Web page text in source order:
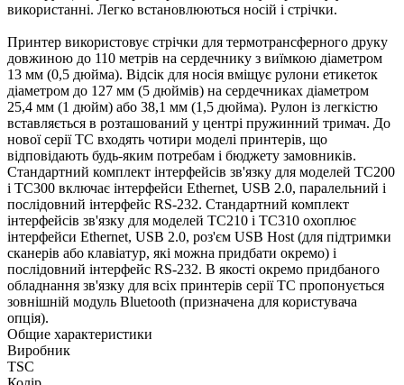
використанні. Легко встановлюються носій і стрічки.
Принтер використовує стрічки для термотрансферного друку
довжиною до 110 метрів на сердечнику з виїмкою діаметром
13 мм (0,5 дюйма). Відсік для носія вміщує рулони етикеток
діаметром до 127 мм (5 дюймів) на сердечниках діаметром
25,4 мм (1 дюйм) або 38,1 мм (1,5 дюйма). Рулон із легкістю
вставляється в розташований у центрі пружинний тримач. До
нової серії TC входять чотири моделі принтерів, що
відповідають будь-яким потребам і бюджету замовників.
Стандартний комплект інтерфейсів зв'язку для моделей TC200
і TC300 включає інтерфейси Ethernet, USB 2.0, паралельний і
послідовний інтерфейс RS-232. Стандартний комплект
інтерфейсів зв'язку для моделей TC210 і TC310 охоплює
інтерфейси Ethernet, USB 2.0, роз'єм USB Host (для підтримки
сканерів або клавіатур, які можна придбати окремо) і
послідовний інтерфейс RS-232. В якості окремо придбаного
обладнання зв'язку для всіх принтерів серії TC пропонується
зовнішній модуль Bluetooth (призначена для користувача
опція).
Общие характеристики
Виробник
TSC